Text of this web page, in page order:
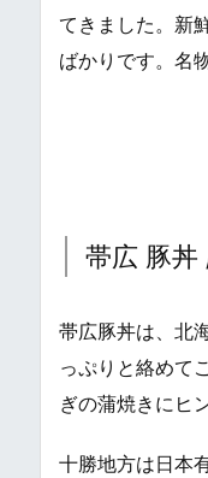
てきました。新
ばかりです。名
帯広 豚
帯広豚丼は、北
っぷりと絡めて
ぎの蒲焼きにヒ
十勝地方は日本